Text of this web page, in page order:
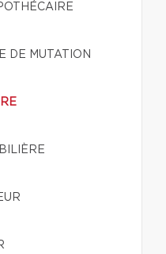
DE MUTATION